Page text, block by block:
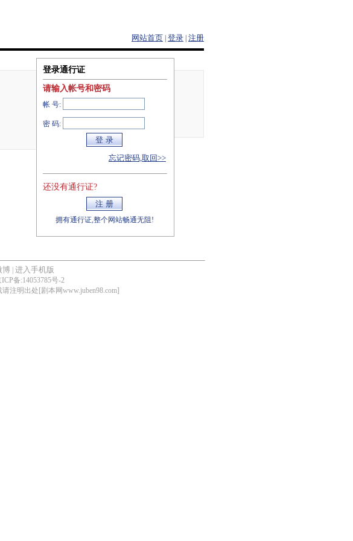
网站首页 登录 注册
登录通行证
请输入帐号和密码
帐 号:
密 码:
忘记密码,取回>>
还没有通行证?
拥有通行证,整个网站畅通无阻!
博 进入手机版
ICP备:14053785号-2
注明出处[剧本网www.juben98.com]